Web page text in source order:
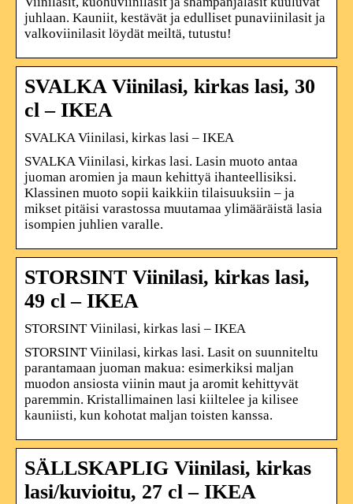
juhlaan. Kauniit, kestävät ja edulliset punaviinilasit ja
valkoviinilasit löydät meiltä, tutustu!
SVALKA Viinilasi, kirkas lasi, 30
cl – IKEA
SVALKA Viinilasi, kirkas lasi – IKEA
SVALKA Viinilasi, kirkas lasi. Lasin muoto antaa
juoman aromien ja maun kehittyä ihanteellisiksi.
Klassinen muoto sopii kaikkiin tilaisuuksiin – ja
mikset pitäisi varastossa muutamaa ylimääräistä lasia
isompien juhlien varalle.
STORSINT Viinilasi, kirkas lasi,
49 cl – IKEA
STORSINT Viinilasi, kirkas lasi – IKEA
STORSINT Viinilasi, kirkas lasi. Lasit on suunniteltu
parantamaan juoman makua: esimerkiksi maljan
muodon ansiosta viinin maut ja aromit kehittyvät
paremmin. Kristallimainen lasi kiiltelee ja kilisee
kauniisti, kun kohotat maljan toisten kanssa.
SÄLLSKAPLIG Viinilasi, kirkas
lasi/kuvioitu, 27 cl – IKEA